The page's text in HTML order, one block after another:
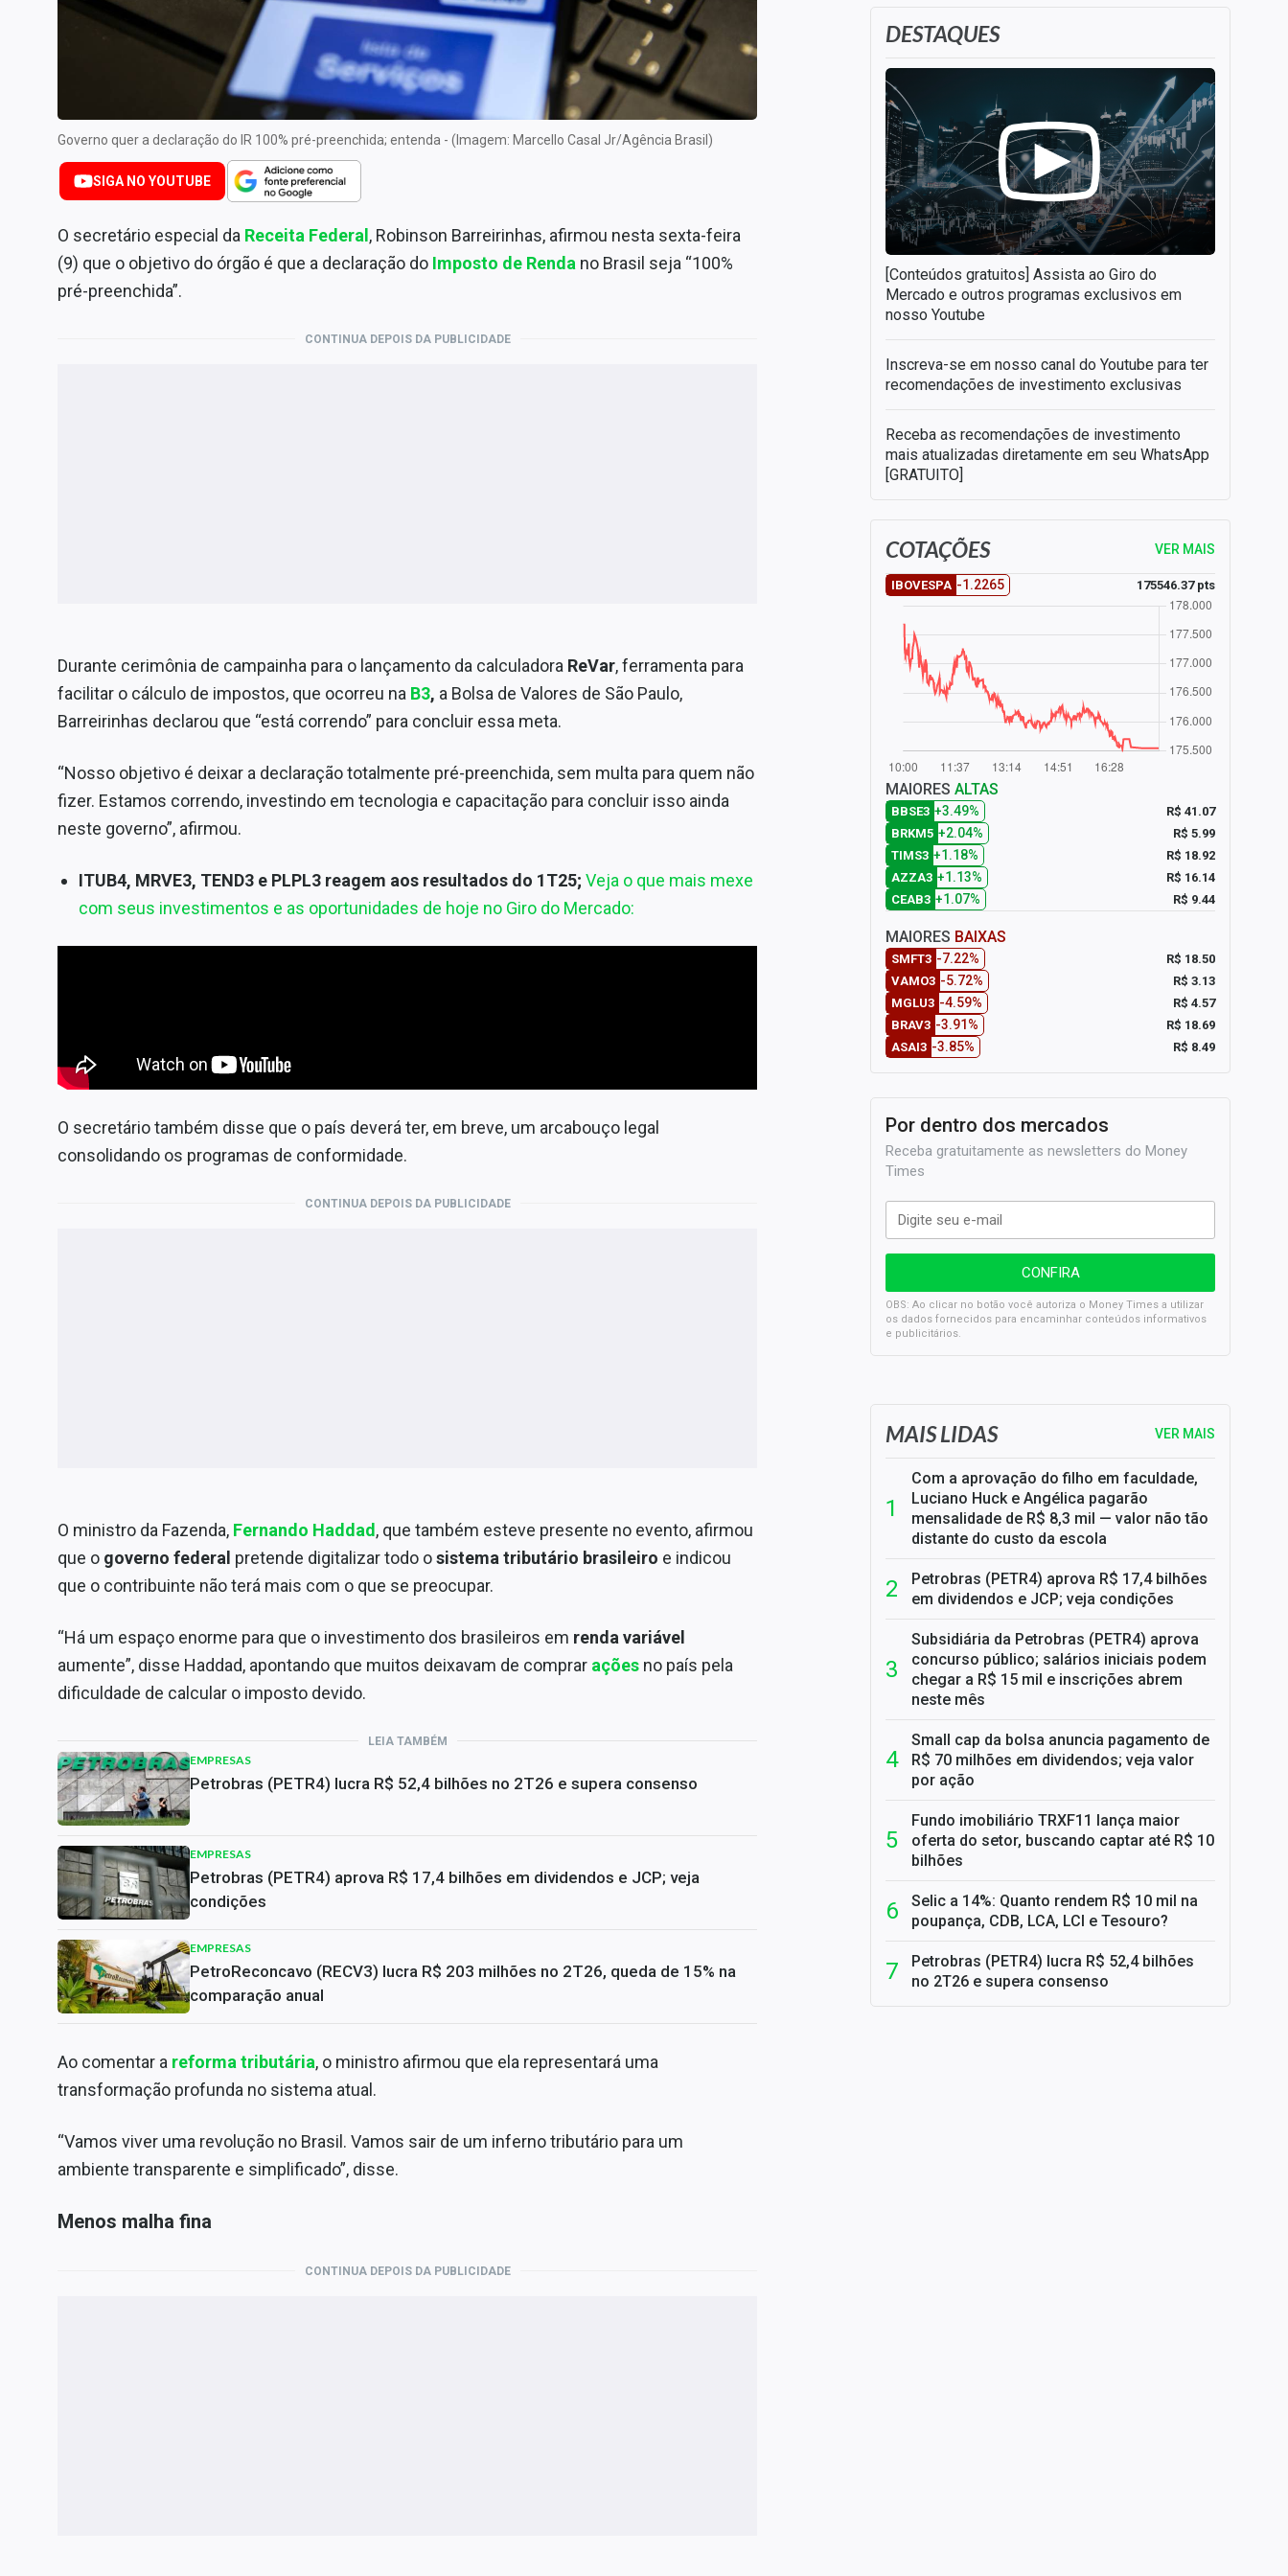
Conteúdo de Marca
Sobre
Expediente
Governo quer a declaração do IR 100% pré-preenchida; entenda - (Imagem: Marcello Casal Jr/Agência Brasil)
SIGA NO YOUTUBE
O secretário especial da Receita Federal, Robinson Barreirinhas, afirmou nesta sexta-feira
(9) que o objetivo do órgão é que a declaração do Imposto de Renda no Brasil seja “100%
pré-preenchida”.
CONTINUA DEPOIS DA PUBLICIDADE
Durante cerimônia de campainha para o lançamento da calculadora ReVar, ferramenta para
facilitar o cálculo de impostos, que ocorreu na B3, a Bolsa de Valores de São Paulo,
Barreirinhas declarou que “está correndo” para concluir essa meta.
“Nosso objetivo é deixar a declaração totalmente pré-preenchida, sem multa para quem não
fizer. Estamos correndo, investindo em tecnologia e capacitação para concluir isso ainda
neste governo”, afirmou.
ITUB4, MRVE3, TEND3 e PLPL3 reagem aos resultados do 1T25; Veja o que mais mexe
com seus investimentos e as oportunidades de hoje no Giro do Mercado:
O secretário também disse que o país deverá ter, em breve, um arcabouço legal
consolidando os programas de conformidade.
CONTINUA DEPOIS DA PUBLICIDADE
O ministro da Fazenda, Fernando Haddad , que também esteve presente no evento, afirmou
que o governo federal pretende digitalizar todo osistema tributário brasileiro e indicou
que o contribuinte não terá mais com o que se preocupar.
“Há um espaço enorme para que o investimento dos brasileiros em renda variável
aumente”, disse Haddad, apontando que muitos deixavam de comprar ações no país pela
dificuldade de calcular o imposto devido.
LEIA TAMBÉM
EMPRESAS
Petrobras (PETR4) lucra R$ 52,4 bilhões no 2T26 e supera consenso
EMPRESAS
Petrobras (PETR4) aprova R$ 17,4 bilhões em dividendos e JCP; veja
condições
EMPRESAS
PetroReconcavo (RECV3) lucra R$ 203 milhões no 2T26, queda de 15% na
comparação anual
Ao comentar a reforma tributária, o ministro afirmou que ela representará uma
transformação profunda no sistema atual.
“Vamos viver uma revolução no Brasil. Vamos sair de um inferno tributário para um
ambiente transparente e simplificado”, disse.
Menos malha fina
CONTINUA DEPOIS DA PUBLICIDADE
DESTAQUES
[Conteúdos gratuitos] Assista ao Giro do
Mercado e outros programas exclusivos em
nosso Youtube
Inscreva-se em nosso canal do Youtube para ter
recomendações de investimento exclusivas
Receba as recomendações de investimento
mais atualizadas diretamente em seu WhatsApp
[GRATUITO]
COTAÇÕES VER MAIS
IBOVESPA -1.2265 175546.37 pts
MAIORES ALTAS
BBSE3 +3.49%
R$ 41.07
BRKM5 +2.04%
R$ 5.99
TIMS3 +1.18%
R$ 18.92
AZZA3 +1.13%
R$ 16.14
CEAB3 +1.07% R$ 9.44
MAIORES BAIXAS
SMFT3 -7.22%
R$ 18.50
VAMO3 -5.72%
R$ 3.13
MGLU3 -4.59%
R$ 4.57
BRAV3 -3.91%
R$ 18.69
ASAI3 -3.85% R$ 8.49
Por dentro dos mercados
Receba gratuitamente as newsletters do Money
Times
OBS: Ao clicar no botão você autoriza o Money Times a utilizar
os dados fornecidos para encaminhar conteúdos informativos
e publicitários.
SELIC em 14%: A repercussão da decisão sobre os JUROS
MAIS LIDAS VER MAIS
Com a aprovação do filho em faculdade,
Luciano Huck e Angélica pagarão
mensalidade de R$ 8,3 mil — valor não tão
distante do custo da escola
Petrobras (PETR4) aprova R$ 17,4 bilhões
em dividendos e JCP; veja condições
Subsidiária da Petrobras (PETR4) aprova
concurso público; salários iniciais podem
chegar a R$ 15 mil e inscrições abrem
neste mês
Small cap da bolsa anuncia pagamento de
R$ 70 milhões em dividendos; veja valor
por ação
Fundo imobiliário TRXF11 lança maior
oferta do setor, buscando captar até R$ 10
bilhões
Selic a 14%: Quanto rendem R$ 10 mil na
poupança, CDB, LCA, LCI e Tesouro?
Petrobras (PETR4) lucra R$ 52,4 bilhões
no 2T26 e supera consenso